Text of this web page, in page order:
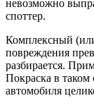
невозможно
споттер.
Комплексный
повреждения
разбирается.
Покраска в таком
автомобиля